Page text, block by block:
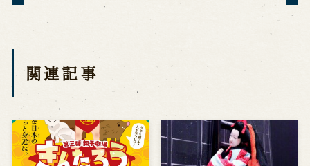
関連記事